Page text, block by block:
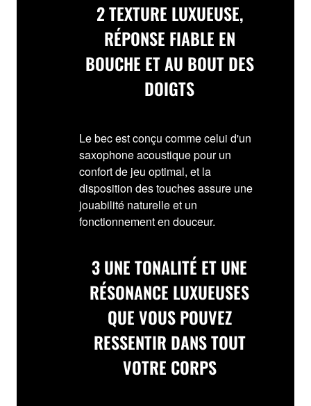
2TEXTURE LUXUEUSE,
RÉPONSE FIABLE EN
BOUCHE ET AU BOUT DES
DOIGTS
Le bec est conçu comme celui d'un
saxophone acoustique pour un
confort de jeu optimal, et la
disposition des touches assure une
jouabilité naturelle et un
fonctionnement en douceur.
3UNE TONALITÉ ET UNE
RÉSONANCE LUXUEUSES
QUE VOUS POUVEZ
RESSENTIR DANS TOUT
VOTRE CORPS